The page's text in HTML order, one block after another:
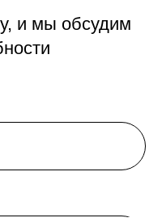
и мы обсудим